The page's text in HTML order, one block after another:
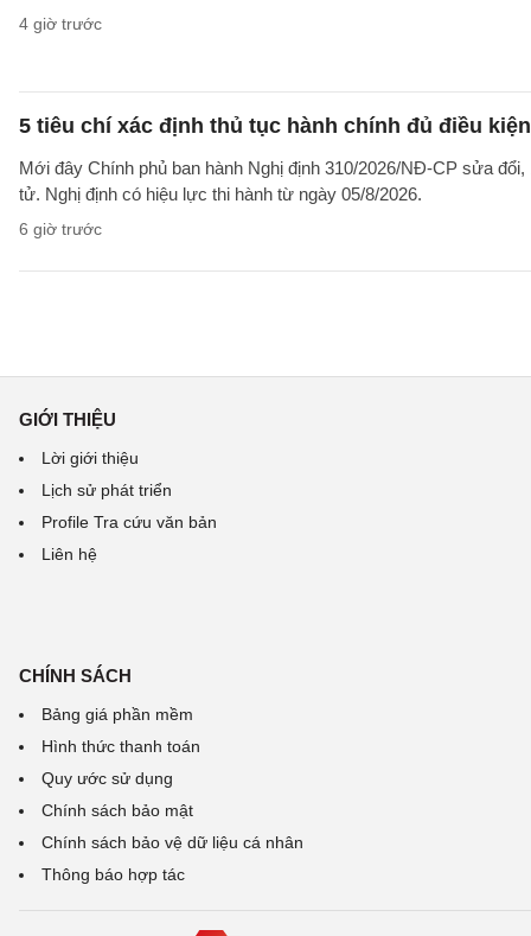
4 giờ trước
5 tiêu chí xác định thủ tục hành chính đủ điều
Mới đây Chính phủ ban hành Nghị định 310/2026/NĐ-CP sửa
tử. Nghị định có hiệu lực thi hành từ ngày 05/8/2026.
6 giờ trước
GIỚI THIỆU
Lời giới thiệu
Lịch sử phát triển
Profile Tra cứu văn bản
Liên hệ
CHÍNH SÁCH
Bảng giá phần mềm
Hình thức thanh toán
Quy ước sử dụng
Chính sách bảo mật
Chính sách bảo vệ dữ liệu cá nhân
Thông báo hợp tác